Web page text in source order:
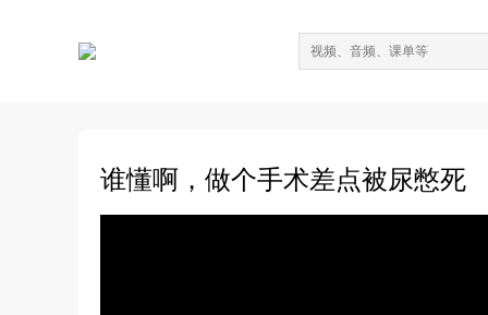
谁懂啊，做个手术差点被尿憋死